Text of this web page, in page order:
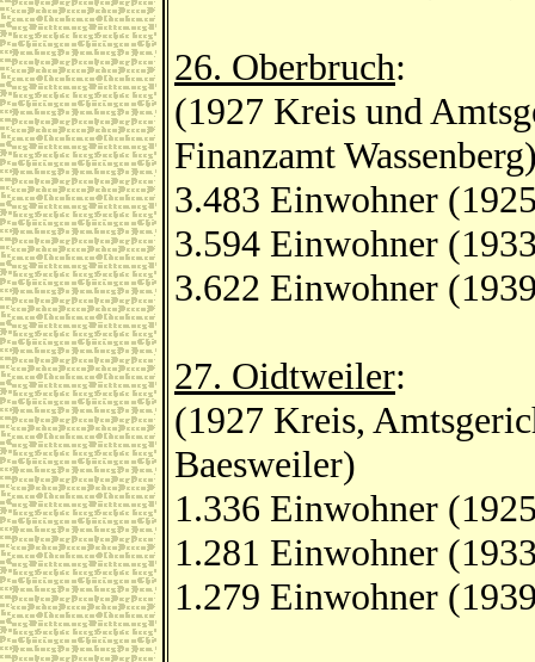
26. Oberbruch:
(1927 Kreis und
Finanzamt
3.483 Einwohner
3.594 Einwohner
3.622 Einwohner
27. Oidtweiler:
(1927 Kreis,
Baesweiler)
1.336 Einwohner
1.281 Einwohner
1.279 Einwohner